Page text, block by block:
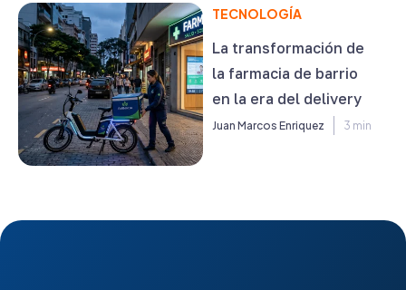
TECNOLOGÍA
La transformación de
la farmacia de barrio
en la era del delivery
Juan Marcos Enriquez 3 min